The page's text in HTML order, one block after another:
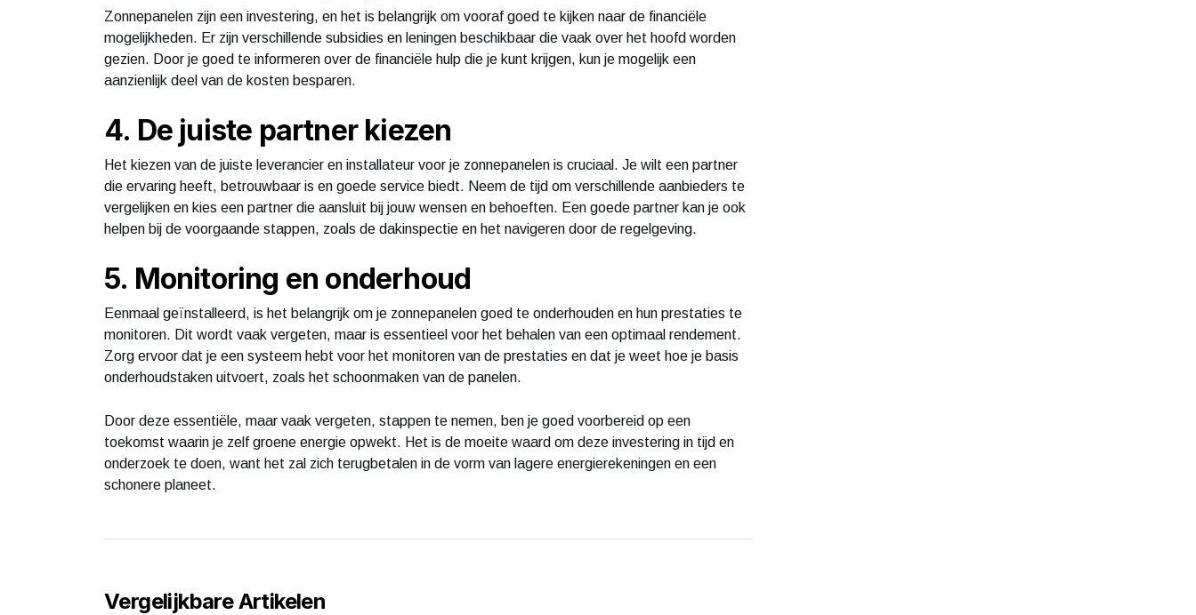
Zonnepanelen zijn een investering, en het is belangrijk om vooraf goed te kijken naar de financiële
mogelijkheden. Er zijn verschillende subsidies en leningen beschikbaar die vaak over het hoofd worden
gezien. Door je goed te informeren over de financiële hulp die je kunt krijgen, kun je mogelijk een
aanzienlijk deel van de kosten besparen.
4. De juiste partner kiezen
Het kiezen van de juiste leverancier en installateur voor je zonnepanelen is cruciaal. Je wilt een partner
die ervaring heeft, betrouwbaar is en goede service biedt. Neem de tijd om verschillende aanbieders te
vergelijken en kies een partner die aansluit bij jouw wensen en behoeften. Een goede partner kan je ook
helpen bij de voorgaande stappen, zoals de dakinspectie en het navigeren door de regelgeving.
5. Monitoring en onderhoud
Eenmaal geïnstalleerd, is het belangrijk om je zonnepanelen goed te onderhouden en hun prestaties te
monitoren. Dit wordt vaak vergeten, maar is essentieel voor het behalen van een optimaal rendement.
Zorg ervoor dat je een systeem hebt voor het monitoren van de prestaties en dat je weet hoe je basis
onderhoudstaken uitvoert, zoals het schoonmaken van de panelen.
Door deze essentiële, maar vaak vergeten, stappen te nemen, ben je goed voorbereid op een
toekomst waarin je zelf groene energie opwekt. Het is de moeite waard om deze investering in tijd en
onderzoek te doen, want het zal zich terugbetalen in de vorm van lagere energierekeningen en een
schonere planeet.
Vergelijkbare Artikelen